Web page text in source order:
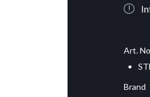
Art.
Brand